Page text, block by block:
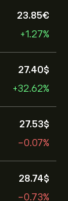
23.85‎€‎
+1.27%
27.40‎$‎
+32.62%
27.53‎$‎
-0.07%
28.74‎$‎
-0.73%